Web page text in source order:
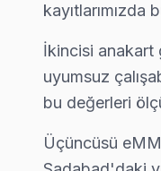
· Kağıthane
· Kağıthane LG
· Kağıthane
· Kağıthane
Kağıthane'de
İkincisi anakart
uyumsuz
bu değerleri
Üçüncüsü